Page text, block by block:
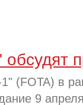
(FOTA) в
9